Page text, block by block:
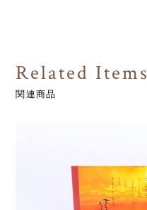
Related Items
関連商品